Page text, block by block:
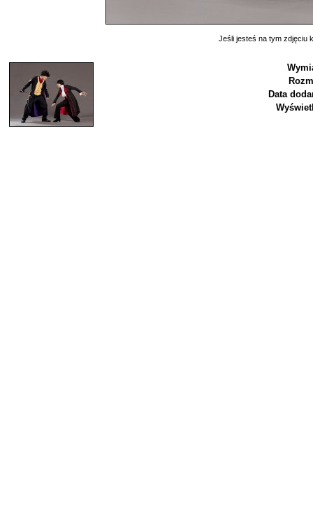
Jeśli jesteś na tym zdjęciu
Data